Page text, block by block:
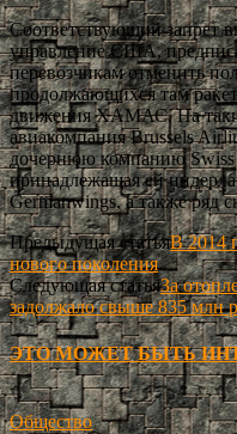
Соответствующий запрет
управление США,
перевозчикам отменить
продолжающихся там
движения ХАМАС. На
авиакомпания Brussels
дочернюю компанию Swiss
принадлежащая ей
Germanwings, а также ряд
Предыдущая статьяВ 2014
нового поколения
Следующая статьяЗа
задолжало свыше 835 млн
ЭТО МОЖЕТ БЫТЬ
Общество